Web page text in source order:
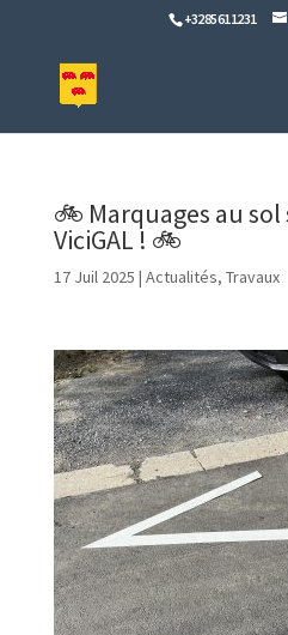
+32 85 61 12 31
🚲 Marquages au
ViciGAL ! 🚲
17 Juil 2025 | Actualités, Travaux